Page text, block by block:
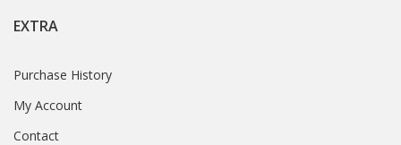
EXTRA
Purchase History
My Account
Contact